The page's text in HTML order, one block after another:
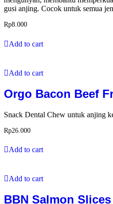
gusi anjing. Cocok untuk semua
Rp8.000
Add to cart
Add to cart
Orgo Bacon Beef
Snack Dental Chew untuk anjing
Rp26.000
Add to cart
Add to cart
BBN Salmon